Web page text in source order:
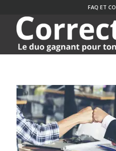
FAQ ET